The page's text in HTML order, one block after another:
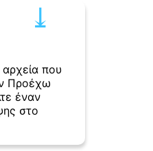
⤓︎
που
Προέχω
έναν
στο